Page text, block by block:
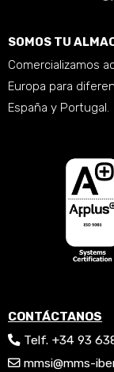
SOMOS TU
Comercializamos
Europa para
España y Portugal.
CONTÁCTANOS
Telf. +34 93
mmsi@mms-